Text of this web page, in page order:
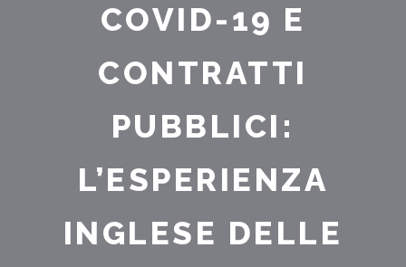
COVID-19 E
CONTRATTI
PUBBLICI:
L’ESPERIENZA
INGLESE DELLE